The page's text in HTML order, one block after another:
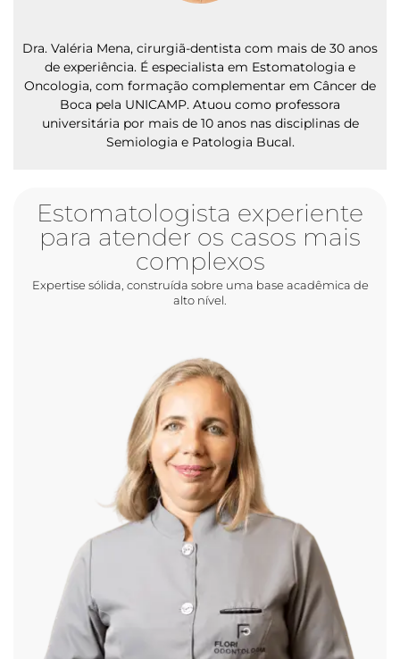
Dra. Valéria Mena, cirurgiã-dentista com mais de 30 anos
de experiência. É especialista em Estomatologia e
Oncologia, com formação complementar em Câncer de
Boca pela UNICAMP. Atuou como professora
universitária por mais de 10 anos nas disciplinas de
Semiologia e Patologia Bucal.
Estomatologista experiente
para atender os casos mais
complexos
Expertise sólida, construída sobre uma base acadêmica de
alto nível.